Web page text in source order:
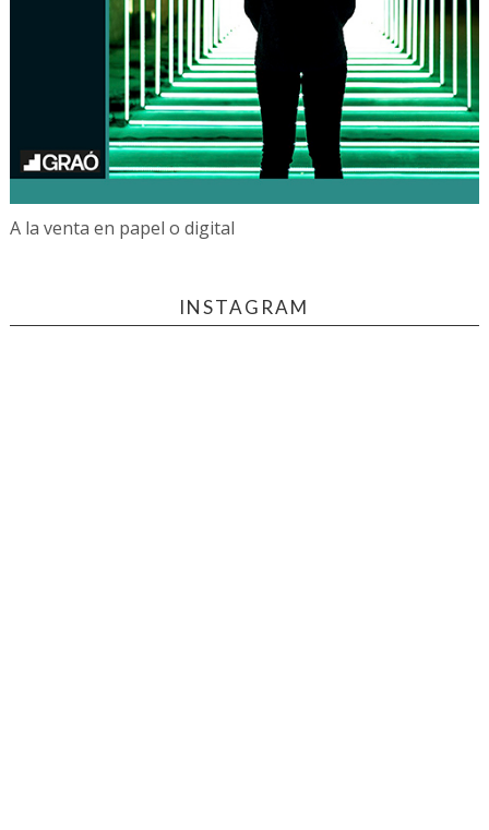
A la venta en papel o digital
INSTAGRAM